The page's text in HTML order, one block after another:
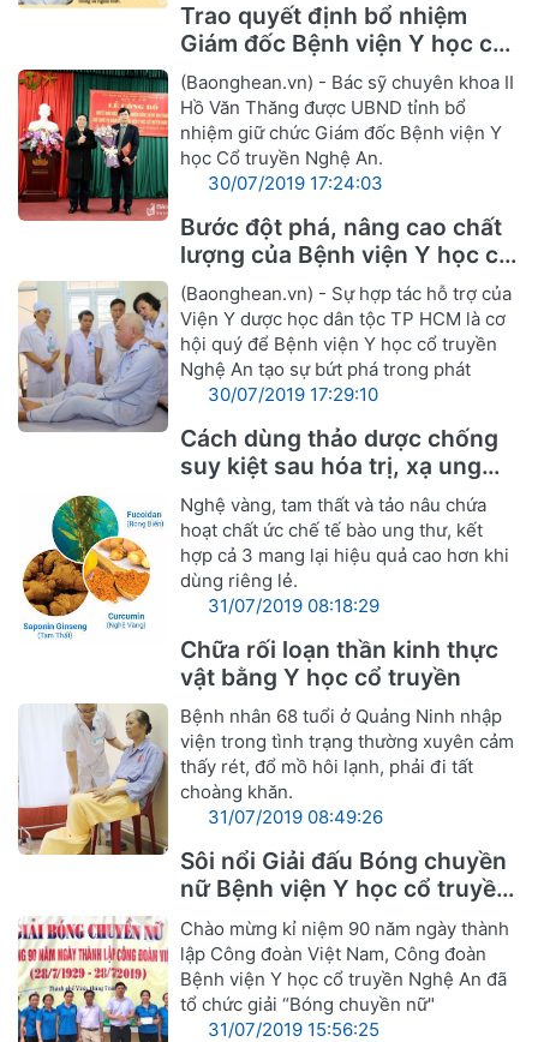
Trao quyết định bổ nhiệm
Giám đốc Bệnh viện Y học cổ
truyền Nghệ An
(Baonghean.vn) - Bác sỹ chuyên khoa II
Hồ Văn Thăng được UBND tỉnh bổ
nhiệm giữ chức Giám đốc Bệnh viện Y
học Cổ truyền Nghệ An.
30/07/2019 17:24:03
Bước đột phá, nâng cao chất
lượng của Bệnh viện Y học cổ
truyền Nghệ An
(Baonghean.vn) - Sự hợp tác hỗ trợ của
Viện Y dược học dân tộc TP HCM là cơ
hội quý để Bệnh viện Y học cổ truyền
Nghệ An tạo sự bứt phá trong phát
30/07/2019 17:29:10
Cách dùng thảo dược chống
suy kiệt sau hóa trị, xạ ung
thư
Nghệ vàng, tam thất và tảo nâu chứa
hoạt chất ức chế tế bào ung thư, kết
hợp cả 3 mang lại hiệu quả cao hơn khi
dùng riêng lẻ.
31/07/2019 08:18:29
Chữa rối loạn thần kinh thực
vật bằng Y học cổ truyền
Bệnh nhân 68 tuổi ở Quảng Ninh nhập
viện trong tình trạng thường xuyên cảm
thấy rét, đổ mồ hôi lạnh, phải đi tất
choàng khăn.
31/07/2019 08:49:26
Sôi nổi Giải đấu Bóng chuyền
nữ Bệnh viện Y học cổ truyền
Nghệ An
Chào mừng kỉ niệm 90 năm ngày thành
lập Công đoàn Việt Nam, Công đoàn
Bệnh viện Y học cổ truyền Nghệ An đã
tổ chức giải “Bóng chuyền nữ"
31/07/2019 15:56:25